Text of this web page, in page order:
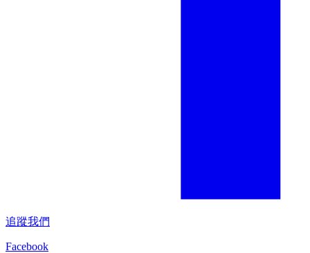
追蹤我們
Facebook